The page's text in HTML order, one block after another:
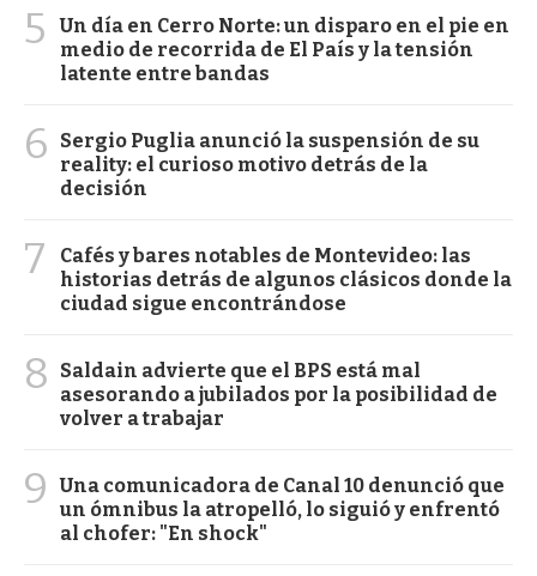
5
Un día en Cerro Norte: un disparo en el pie en
medio de recorrida de El País y la tensión
latente entre bandas
6
Sergio Puglia anunció la suspensión de su
reality: el curioso motivo detrás de la
decisión
7
Cafés y bares notables de Montevideo: las
historias detrás de algunos clásicos donde la
ciudad sigue encontrándose
8
Saldain advierte que el BPS está mal
asesorando a jubilados por la posibilidad de
volver a trabajar
9
Una comunicadora de Canal 10 denunció que
un ómnibus la atropelló, lo siguió y enfrentó
al chofer: "En shock"